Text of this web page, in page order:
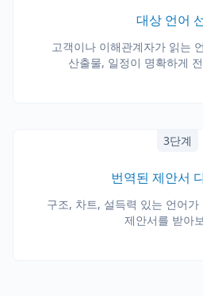
대상 언어
고객이나 이해관계자가 읽는
산출물, 일정이 명확하게
3단계
번역된 제안서
구조, 차트, 설득력 있는 언어
제안서를 받아